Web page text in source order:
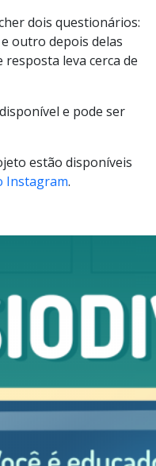
dois questionários:
outro depois delas
resposta leva cerca de
e pode ser
estão disponíveis
Instagram.